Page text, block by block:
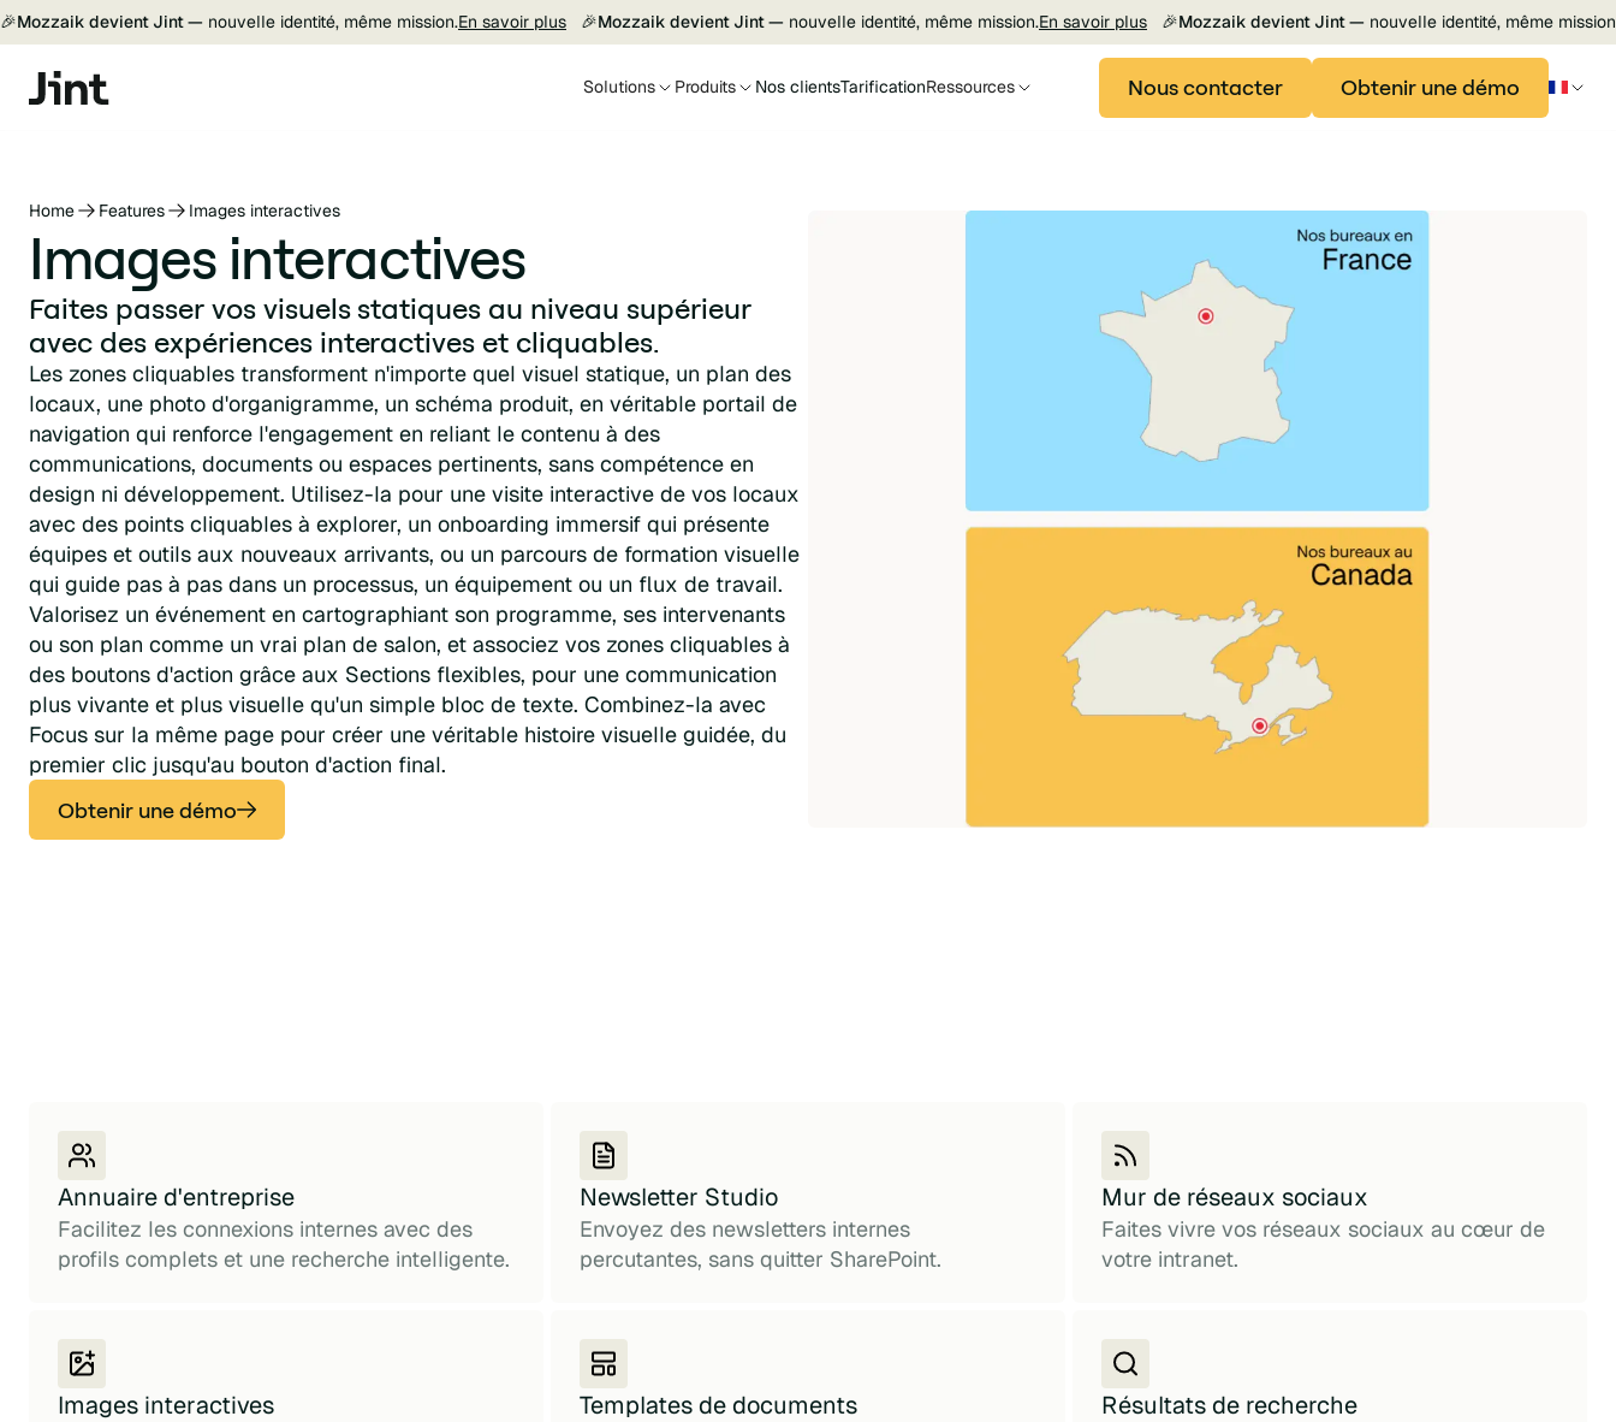
🎉Mozzaik devient Jint — nouvelle identité, même mission.En savoir plus 🎉Mozzaik devient Jint — nouvelle identité, même mission.En savoir plus 🎉Mozzaik devient Jint — nouvelle identité, même
Solutions Produits Nos clientsTarificationRessources Nous contacter Obtenir une démo
Home Features Images interactives
Images interactives
Faites passer vos visuels statiques au niveau supérieur
avec des expériences interactives et cliquables.
Les zones cliquables transforment n'importe quel visuel statique, un plan des
locaux, une photo d'organigramme, un schéma produit, en véritable portail de
navigation qui renforce l'engagement en reliant le contenu à des
communications, documents ou espaces pertinents, sans compétence en
design ni développement. Utilisez-la pour une visite interactive de vos locaux
avec des points cliquables à explorer, un onboarding immersif qui présente
équipes et outils aux nouveaux arrivants, ou un parcours de formation visuelle
qui guide pas à pas dans un processus, un équipement ou un flux de travail.
Valorisez un événement en cartographiant son programme, ses intervenants
ou son plan comme un vrai plan de salon, et associez vos zones cliquables à
des boutons d'action grâce aux Sections flexibles, pour une communication
plus vivante et plus visuelle qu'un simple bloc de texte. Combinez-la avec
Focus sur la même page pour créer une véritable histoire visuelle guidée, du
premier clic jusqu'au bouton d'action final.
Obtenir une démo
Annuaire d'entreprise
Facilitez les connexions internes avec des
profils complets et une recherche intelligente.
Newsletter Studio
Envoyez des newsletters internes
percutantes, sans quitter SharePoint.
Mur de réseaux sociaux
Faites vivre vos réseaux sociaux au cœur de
votre intranet.
Images interactives Templates de documents Résultats de recherche